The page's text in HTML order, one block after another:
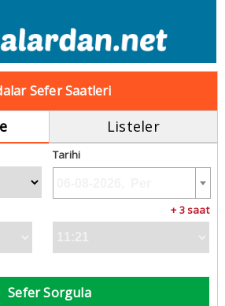
Sefer Saatleri
Listeler
Tarihi
+ 3 saat
Sefer Sorgula